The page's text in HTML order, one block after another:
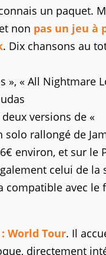
un paquet.
non pas un jeu à
. Dix chansons au
», « All Nightmare
versions de «
solo rallongé de
environ, et sur
celui de
compatible avec le
World Tour. Il
directement